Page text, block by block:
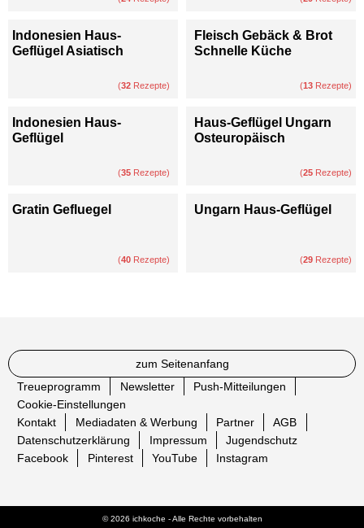
Indonesien Haus-
Geflügel Asiatisch
(32 Rezepte)
Fleisch Gebäck & Brot
Schnelle Küche
(13 Rezepte)
Indonesien Haus-
Geflügel
(35 Rezepte)
Haus-Geflügel Ungarn
Osteuropäisch
(25 Rezepte)
Gratin Gefluegel
(40 Rezepte)
Ungarn Haus-Geflügel
(29 Rezepte)
zum Seitenanfang
Treueprogramm
Newsletter
Push-Mitteilungen
Cookie-Einstellungen
Kontakt
Mediadaten & Werbung Partner
AGB
Datenschutzerklärung
Impressum
Jugendschutz
Facebook
Pinterest YouTube Instagram
© 2026 ichkoche - Alle Rechte vorbehalten